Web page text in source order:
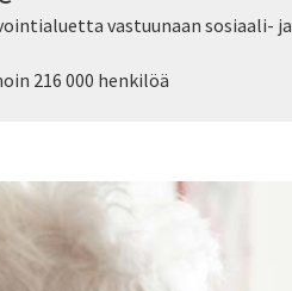
vastuunaan sosiaali- ja
216 000 henkilöä